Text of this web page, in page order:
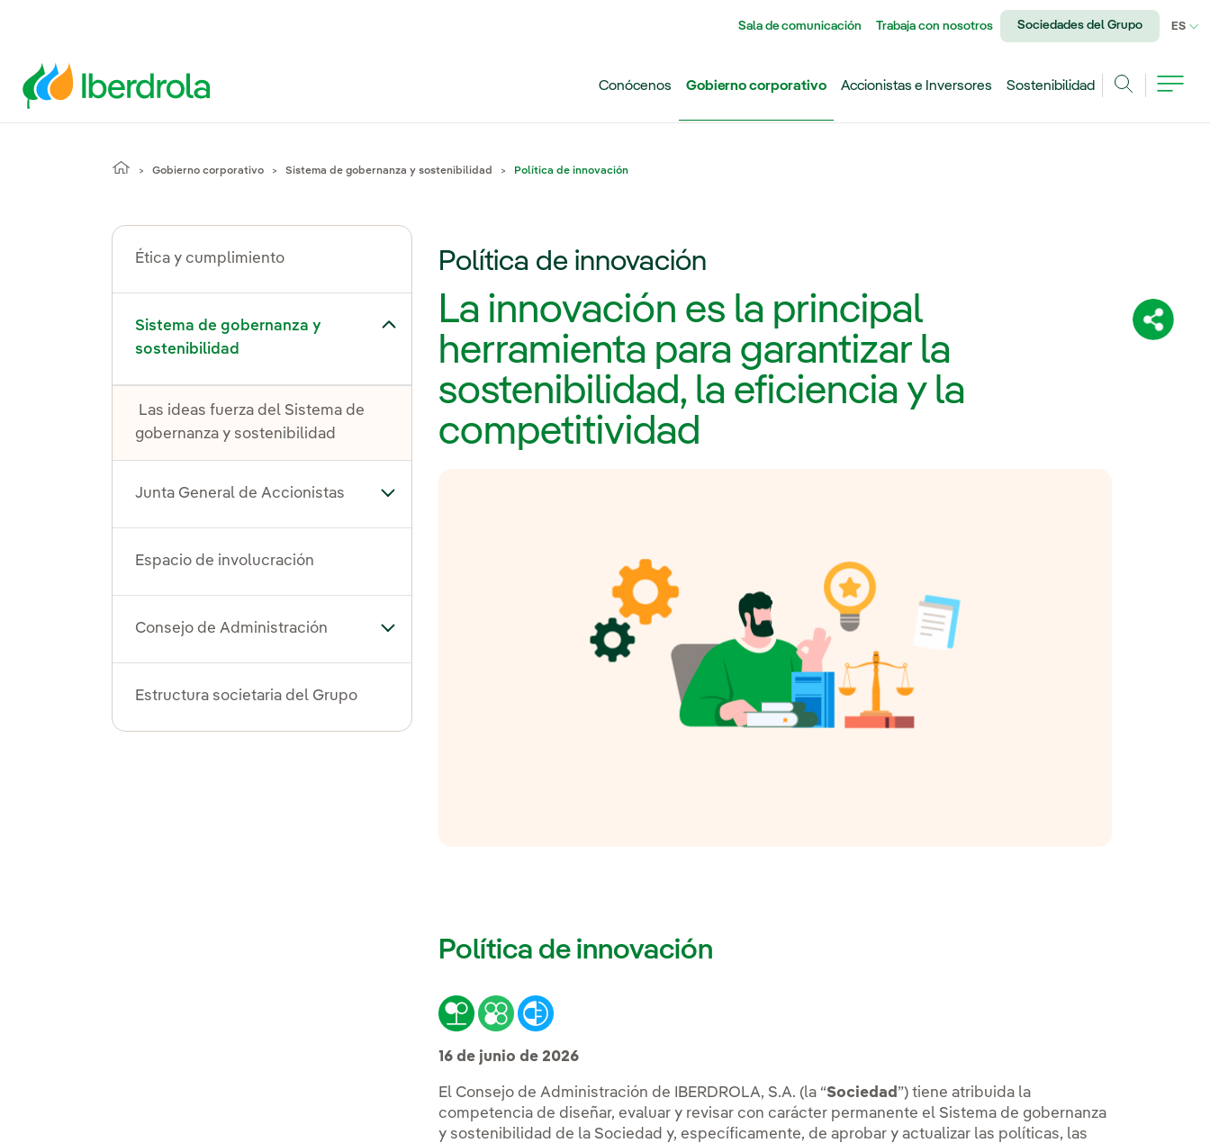
Sala de comunicación Trabaja con nosotros Sociedades del Grupo ES
Conócenos Gobierno corporativo Accionistas e Inversores
Sostenibilidad
Gobierno corporativo Sistema de gobernanza y sostenibilidad Política de innovación
Ética y cumplimiento
Sistema de gobernanza y
sostenibilidad
para Sistema de gobernanza y sostenibilidad
Las ideas fuerza del Sistema de
gobernanza y sostenibilidad
Junta General de Accionistas Alternar el submenú para Junta General de Accionistas
Espacio de involucración
Consejo de Administración Alternar el submenú para Consejo de Administración
Estructura societaria del Grupo
Política de innovación
La innovación es la principal
herramienta para garantizar la
sostenibilidad, la eficiencia y la
competitividad
Política de innovación
16 de junio de 2026
El Consejo de Administración de IBERDROLA, S.A. (la “Sociedad ”) tiene atribuida la
competencia de diseñar, evaluar y revisar con carácter permanente el Sistema de gobernanza
y sostenibilidad de la Sociedad y, específicamente, de aprobar y actualizar las políticas, las